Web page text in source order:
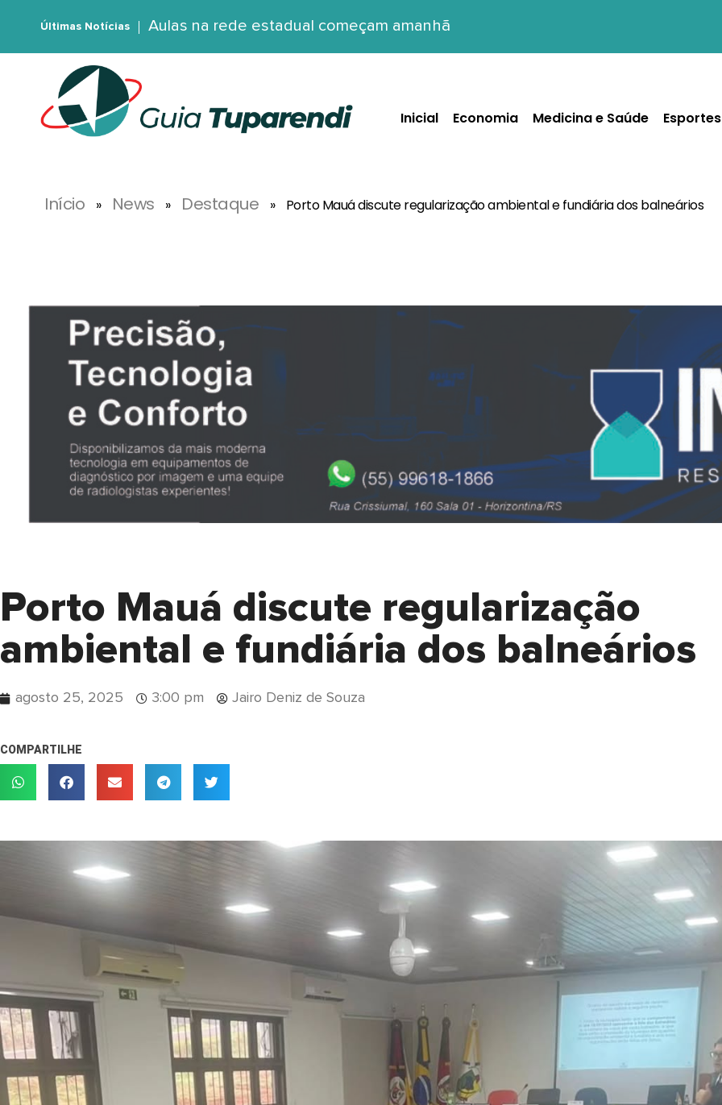
Últimas Notícias Aulas na rede estadual começam amanhã
Inicial Economia Medicina e Saúde Esportes
Início » News » Destaque » Porto Mauá discute regularização ambiental e fundiária dos balneários
Porto Mauá discute regularização
ambiental e fundiária dos balneários
agosto 25, 2025 3:00 pm Jairo Deniz de Souza
COMPARTILHE